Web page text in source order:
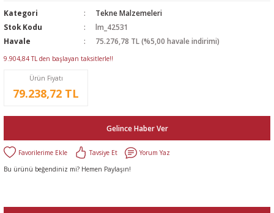
Kategori
Tekne Malzemeleri
Stok Kodu
lm_42531
Havale
75.276,78 TL (%5,00 havale indirimi)
9.904,84 TL den başlayan taksitlerle!!
Ürün Fiyatı
79.238,72 TL
Gelince Haber Ver
Tavsiye Et
Yorum Yaz
Bu ürünü beğendiniz mi? Hemen Paylaşın!